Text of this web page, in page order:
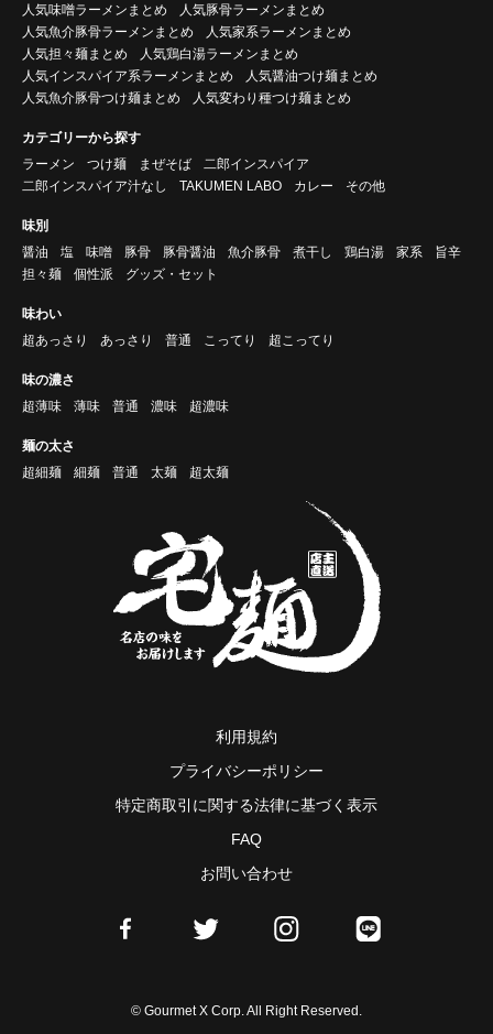
人気味噌ラーメンまとめ
人気豚骨ラーメンまとめ
人気魚介豚骨ラーメンまとめ
人気家系ラーメンまとめ
人気担々麺まとめ
人気鶏白湯ラーメンまとめ
人気インスパイア系ラーメンまとめ
人気醤油つけ麺まとめ
人気魚介豚骨つけ麺まとめ
人気変わり種つけ麺まとめ
カテゴリーから探す
ラーメン
つけ麺 まぜそば
二郎インスパイア
二郎インスパイア汁なし
TAKUMEN LABO カレー その他
味別
醤油
塩 味噌 豚骨 豚骨醤油 魚介豚骨 煮干し 鶏白湯 家系
旨辛
担々麺
個性派 グッズ・セット
味わい
超あっさり
あっさり 普通 こってり 超こってり
味の濃さ
超薄味
薄味 普通 濃味 超濃味
麺の太さ
超細麺
細麺 普通 太麺 超太麺
利用規約
プライバシーポリシー
特定商取引に関する法律に基づく表示
FAQ
お問い合わせ
© Gourmet X Corp. All Right Reserved.